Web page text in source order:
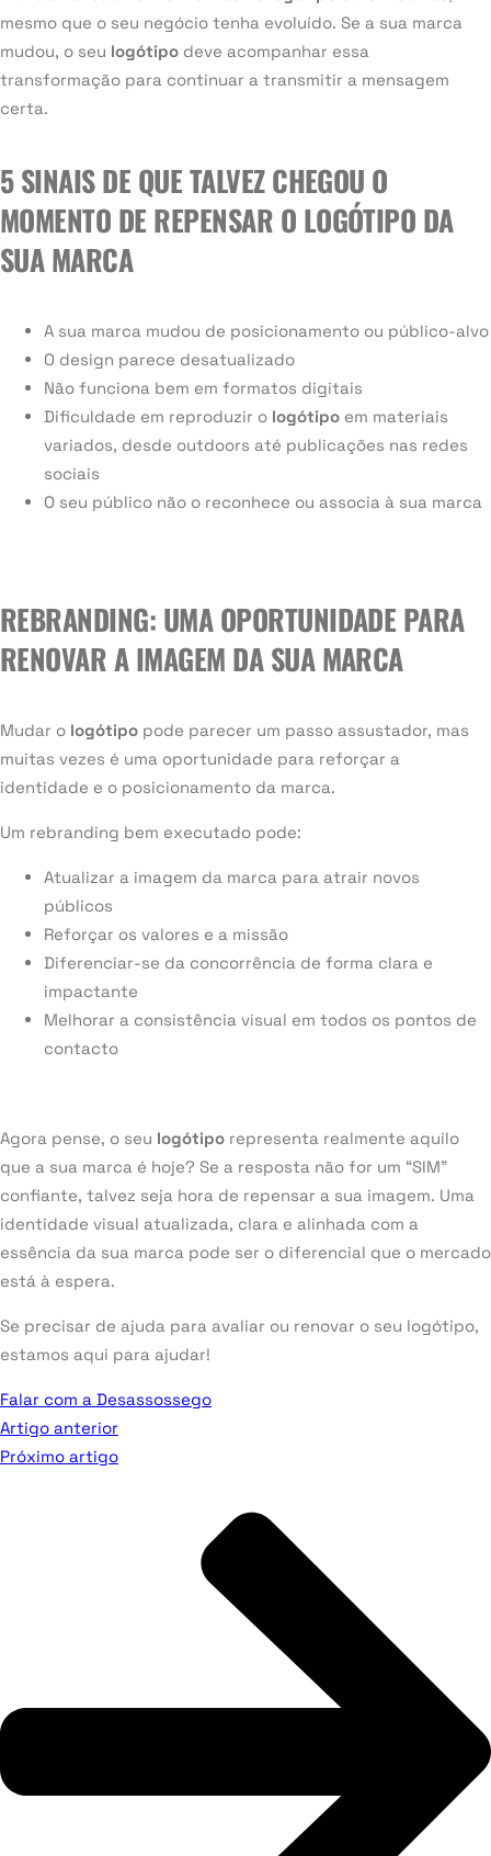
mesmo que o seu negócio tenha evoluído. Se a sua marca
mudou, o seu logótipo deve acompanhar essa
transformação para continuar a transmitir a mensagem
certa.
5 SINAIS DE QUE TALVEZ CHEGOU O
MOMENTO DE REPENSAR O LOGÓTIPO DA
SUA MARCA
A sua marca mudou de posicionamento ou público-alvo
O design parece desatualizado
Não funciona bem em formatos digitais
Dificuldade em reproduzir o logótipo em materiais
variados, desde outdoors até publicações nas redes
sociais
O seu público não o reconhece ou associa à sua marca
REBRANDING: UMA OPORTUNIDADE PARA
RENOVAR A IMAGEM DA SUA MARCA
Mudar o logótipo pode parecer um passo assustador, mas
muitas vezes é uma oportunidade para reforçar a
identidade e o posicionamento da marca.
Um rebranding bem executado pode:
Atualizar a imagem da marca para atrair novos
públicos
Reforçar os valores e a missão
Diferenciar-se da concorrência de forma clara e
impactante
Melhorar a consistência visual em todos os pontos de
contacto
Agora pense, o seu logótipo representa realmente aquilo
que a sua marca é hoje? Se a resposta não for um “SIM”
confiante, talvez seja hora de repensar a sua imagem. Uma
identidade visual atualizada, clara e alinhada com a
essência da sua marca pode ser o diferencial que o mercado
está à espera.
Se precisar de ajuda para avaliar ou renovar o seu logótipo,
estamos aqui para ajudar!
Falar com a Desassossego
Artigo anterior
Próximo artigo